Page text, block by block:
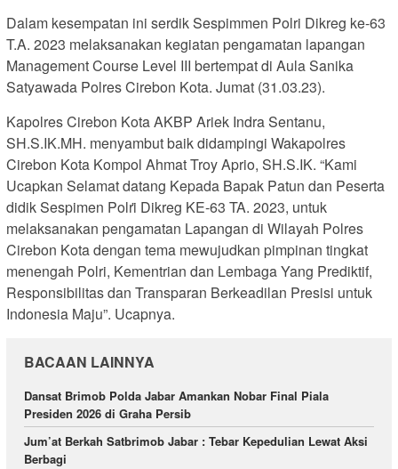
Dalam kesempatan ini serdik Sespimmen Polri Dikreg ke-63
T.A. 2023 melaksanakan kegiatan pengamatan lapangan
Management Course Level III bertempat di Aula Sanika
Satyawada Polres Cirebon Kota. Jumat (31.03.23).
Kapolres Cirebon Kota AKBP Ariek Indra Sentanu,
SH.S.IK.MH. menyambut baik didampingi Wakapolres
Cirebon Kota Kompol Ahmat Troy Aprio, SH.S.IK. “Kami
Ucapkan Selamat datang Kepada Bapak Patun dan Peserta
didik Sespimen Polri̇ Dikreg KE-63 TA. 2023, untuk
melaksanakan pengamatan Lapangan di Wilayah Polres
Cirebon Kota dengan tema mewujudkan pimpinan tingkat
menengah Polri, Kementrian dan Lembaga Yang Prediktif,
Responsibilitas dan Transparan Berkeadilan Presisi untuk
Indonesia Maju”. Ucapnya.
BACAAN LAINNYA
Dansat Brimob Polda Jabar Amankan Nobar Final Piala
Presiden 2026 di Graha Persib
Jum’at Berkah Satbrimob Jabar : Tebar Kepedulian Lewat Aksi
Berbagi